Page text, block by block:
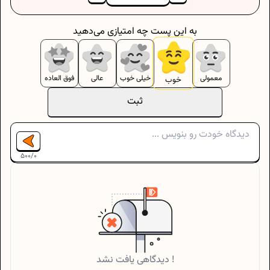
ثبت
معمولی خوب خیلی خوب عالی فوق العاده
به این پست چه امتیازی می‌دهید
500/0
دیدگاهی یافت نشد !